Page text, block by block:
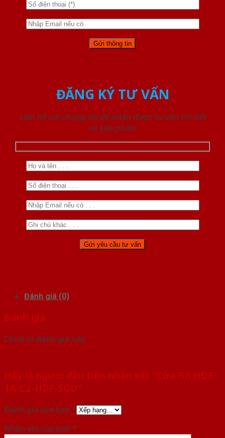
ĐĂNG KÝ TƯ VẤN
Liên hệ với chúng tôi để nhận được tư vấn chi tiết
về sản phẩm
Đánh giá (0)
Đánh giá
Chưa có đánh giá nào.
Hãy là người đầu tiên nhận xét “Cửa Gỗ HDF
1A-C2-HDF-SGD”
Đánh giá của bạn *
Nhận xét của bạn *